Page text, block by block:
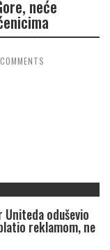
neće
oduševio
reklamom, ne